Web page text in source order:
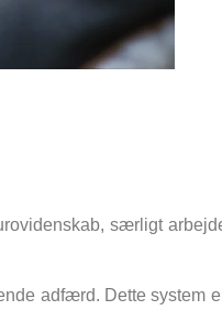
særligt
adfærd. Dette system